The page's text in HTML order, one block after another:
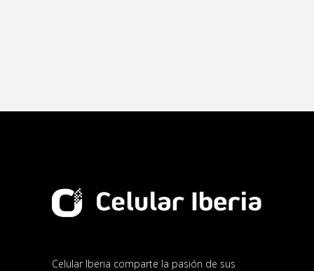
Celular Iberia comparte la pasión de sus